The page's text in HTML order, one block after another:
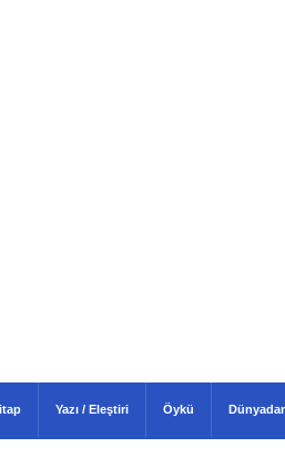
Yazı / Eleştiri Öykü